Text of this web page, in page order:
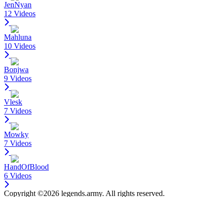
JenNyan
12 Videos
Mahluna
10 Videos
Bonjwa
9 Videos
Vlesk
7 Videos
Mowky
7 Videos
HandOfBlood
6 Videos
Copyright ©2026 legends.army. All rights reserved.